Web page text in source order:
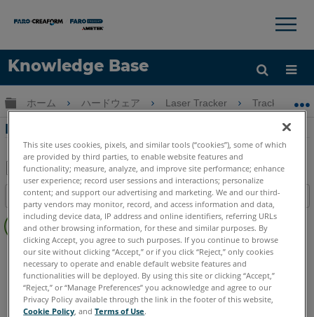
Knowledge Base
言語
ヘルプ サインイン
×
グローバル階層を展開/折りたたむ
ホーム ハードウェア Laser Tracker Tracker
Laser Trackerのレーザー安全性分類
PDF
と
し
て
目次
ッ
ダ
な
Laser Tracker Vantage S Vantage S6 Vantage E
Vantage E6 Vantage ION Si X Xi
This site uses cookies, pixels, and similar tools (“cookies”), some of which
are provided by third parties, to enable website features and
functionality; measure, analyze, and improve site performance; enhance
user experience; record user sessions and interactions; personalize
content; and support our advertising and marketing. We and our third-
party vendors may monitor, record, and access information and data,
including device data, IP address and online identifiers, referring URLs
and other browsing information, for these and similar purposes. By
clicking Accept, you agree to such purposes. If you continue to browse
our site without clicking “Accept,” or if you click “Reject,” only cookies
necessary to operate and enable default website features and
functionalities will be deployed. By using this site or clicking “Accept,”
“Reject,” or “Manage Preferences” you acknowledge and agree to our
Privacy Policy available through the link in the footer of this website,
Cookie Policy , andTerms of Use.